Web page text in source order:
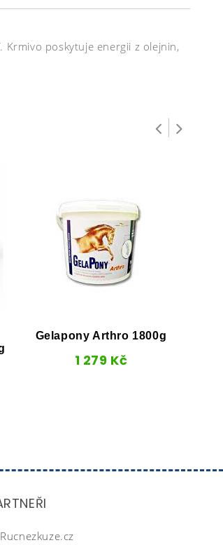
poskytuje energii z olejnin,
Gelapony Arthro 1800g
1 279 Kč
Rucnezkuze.cz